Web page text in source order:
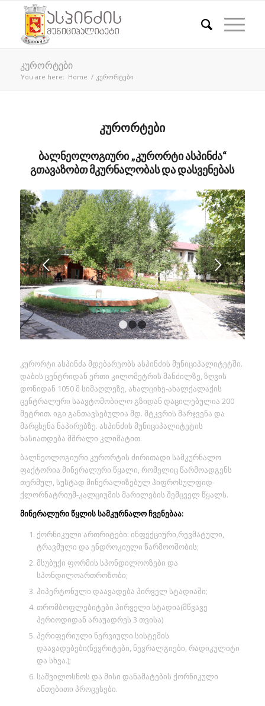
კურორტები
You are here: Home / კურორტები
კურორტები
ბალნეოლოგიური „კურორტი ასპინძა“
გთავაზობთ მკურნალობას და დასვენებას
Next
1
კურორტი ასპინძა მდებარეობს ასპინძის მუნიციპალიტეტში.
დაბის ცენტრიდან ერთი კილომეტრის მანძილზე, ზღვის
დონიდან 1050 მ სიმაღლეზე, ახალციხე-ახალქალაქის
ცენტრალური საავტომობილო გზიდან დაცილებულია 200
მეტრით. იგი განთავსებულია მდ. მტკვრის მარჯვენა და
მარცხენა ნაპირებზე. ასპინძის მუნიციპალიტეტის
ხასიათდება მშრალი კლიმატით.
ბალნეოლოგიური კურორტის ძირითადი სამკურნალო
ფაქტორია მინერალური წყალი, რომელიც წარმოადგენს
თერმულ, სუსტად მინერალიზებულ ჰიფროსულფიდ-
ქლორნატრიუმ-კალციუმის მარილების შემცველ წყალს.
მინერალური წყლის სამკურნალო ჩვენებაა:
ქორნიკული ართრიტები: ინფექციური,რევმატული,
ტრავმული და ენდროკიული წარმოოშობის;
მსუბუქი ფორმის სპონდილოოზები და
სპონდილოართროზობი;
ჰიპერტონული დაავადება პირველ სტადიაში;
თრომბოფლებიტები პირველი სტადია(მწვავე
პერიოდიდან არაუადრეს 3 თვისა)
პერიფერიული ნერვიული სისტემის
დაავადებები(ნევრიტები, ნევრალგიები, რადიკულიტი
და სხვა.);
საშვილოსნოს და მისი დანამატების ქორნიკული
ანთებითი პროცესები.